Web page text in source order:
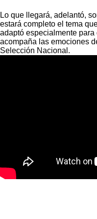
Lo que llegará, adelantó,
estará completo el tema
adaptó especialmente
acompaña las emociones
Selección Nacional.